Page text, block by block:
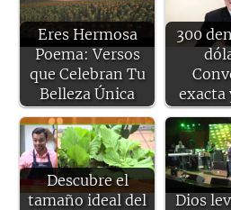
Eres Hermosa
Poema: Versos
que Celebran Tu
Belleza Única
300
exacta
Descubre el
tamaño ideal del
Dios